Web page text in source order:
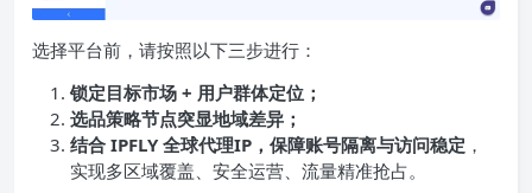
选择平台前，请按照以下三步进行：
锁定目标市场 + 用户群体定位；
选品策略节点突显地域差异；
结合 IPFLY 全球代理IP ，保障账号隔离与访问稳定 ，
实现多区域覆盖、安全运营、流量精准抢占。